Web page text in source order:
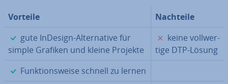
Vorteile
Nachteile
✓
gute InDesign-Al­ter­na­ti­ve für
simple Grafiken und kleine Projekte
✗
keine voll­wer­
ti­ge DTP-Lösung
✓
Funk­ti­ons­wei­se schnell zu lernen